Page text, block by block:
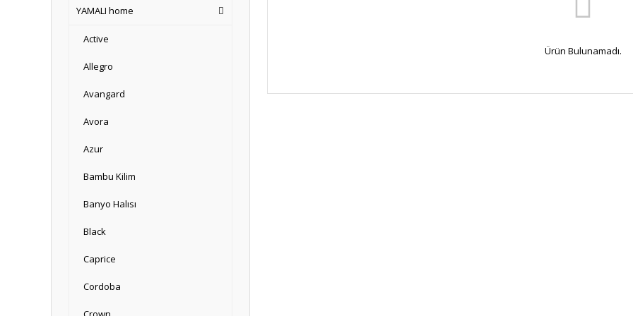
YAMALI home
Active
Allegro
Avangard
Avora
Azur
Bambu Kilim
Banyo Halısı
Black
Caprice
Cordoba
Ürün Bulunamadı.